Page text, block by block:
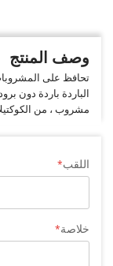
وصف المنتج
تحافظ على
الباردة باردة دون
مشروب ، من
اللقب
خلاصة